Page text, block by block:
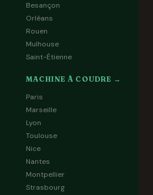
Besançon
Orléans
Rouen
Mulhouse
Saint-Étienne
MACHINE À COUDRE →
Paris
Marseille
Lyon
Toulouse
Nice
Nantes
Montpellier
Strasbourg